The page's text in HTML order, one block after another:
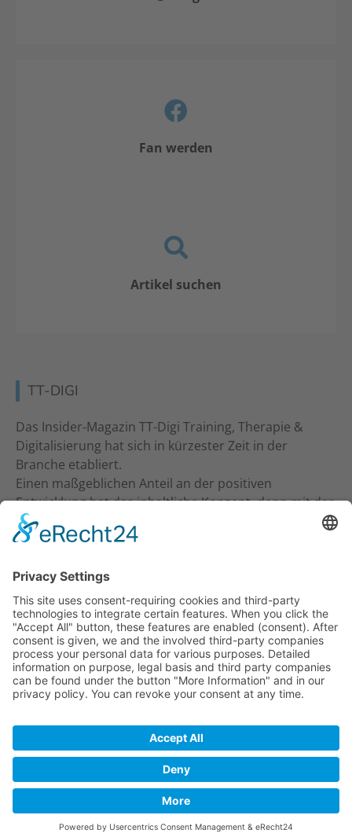
Fan werden
Artikel suchen
TT-DIGI
Das Insider-Magazin TT-Digi Training, Therapie &
Digitalisierung hat sich in kürzester Zeit in der
Branche etabliert.
Einen maßgeblichen Anteil an der positiven
Entwicklung hat das inhaltliche Konzept, denn mit der
inhaltlichen Ansprache an Studio-Inhaber, Trainer &
Therapeuten wurde ein neuer Standard gesetzt. Ein
KONTAKT
Verlag für Prävention & Gesundheit GmbH
Waldseestraße 27
77731 Willstätt
Telefon: 07852 / 93 55 196
E-Mail:info@tt-digi.de
© TT-Digi 2026
DATENSCHUTZ IMPRESSUM